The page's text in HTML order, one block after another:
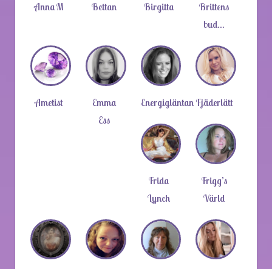
Anna M Bettan Birgitta
Brittens
bud…
Ametist
Emma
Ess
Energigläntan Fjäderlätt
Frida
Lynch
Frigg’s
Värld